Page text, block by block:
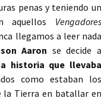
penas y teniendo un
aquellos Vengadores
llegamos a leer nada
Aaron se decide a
historia que llevaba
como estaban los
la Tierra en batallar en